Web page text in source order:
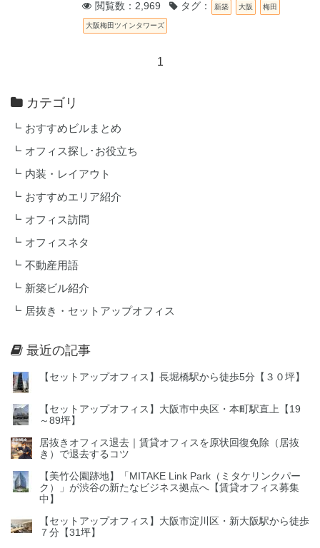
閲覧数：2,969 タグ： 新築 大阪 梅田
大阪梅田ツインタワーズ
1
カテゴリ
おすすめビルまとめ
オフィス探し･お役立ち
内装・レイアウト
おすすめエリア紹介
オフィス訪問
オフィスネタ
不動産用語
新築ビル紹介
居抜き・セットアップオフィス
最近の記事
【セットアップオフィス】長堀橋駅から徒歩5分【３０坪】
【セットアップオフィス】大阪市中央区・本町駅直上【19
～89坪】
居抜きオフィス退去｜賃貸オフィスを原状回復免除（居抜
き）で退去するコツ
【美竹公園跡地】「MITAKE Link Park（ミタケリンクパー
ク）」が渋谷の新たなビジネス拠点へ【賃貸オフィス募集
中】
【セットアップオフィス】大阪市淀川区・新大阪駅から徒歩
７分【31坪】